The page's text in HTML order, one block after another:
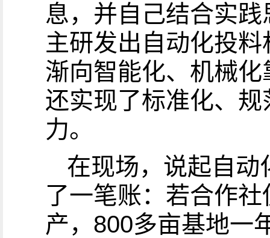
息，并自己结合实
主研发出自动化投
渐向智能化、机械
还实现了标准化、
力。
在现场，说起自动
了一笔账：若合作
产，800多亩基地一